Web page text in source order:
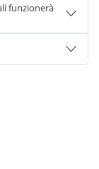
funzionerà